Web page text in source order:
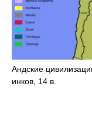
Андские
инков, 14 в.